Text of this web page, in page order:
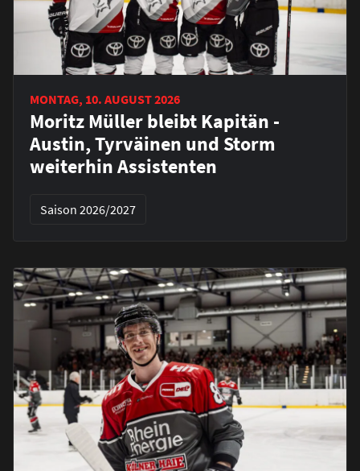
MONTAG, 10. AUGUST 2026
Moritz Müller bleibt Kapitän -
Austin, Tyrväinen und Storm
weiterhin Assistenten
Saison 2026/2027